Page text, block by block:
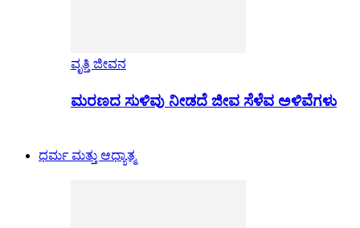
ವೃತ್ತಿ ಜೀವನ
ಮರಣದ ಸುಳಿವು ನೀಡದೆ ಜೀವ ಸೆಳೆವ ಅಳಿವೆಗಳು
ಧರ್ಮ ಮತ್ತು ಆಧ್ಯಾತ್ಮ